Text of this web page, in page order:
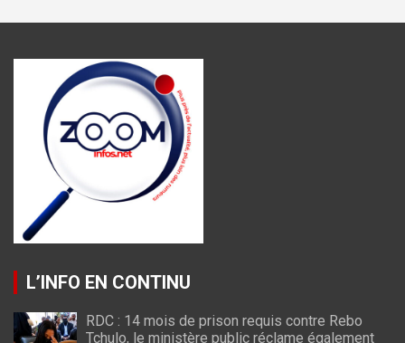
L’INFO EN CONTINU
RDC : 14 mois de prison requis contre Rebo
Tchulo, le ministère public réclame également